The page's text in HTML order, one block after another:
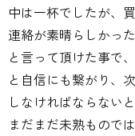
中は一杯でしたが、
連絡が素晴らしかっ
と言って頂けた事で
と自信にも繋がり、
しなければならない
まだまだ未熟もので